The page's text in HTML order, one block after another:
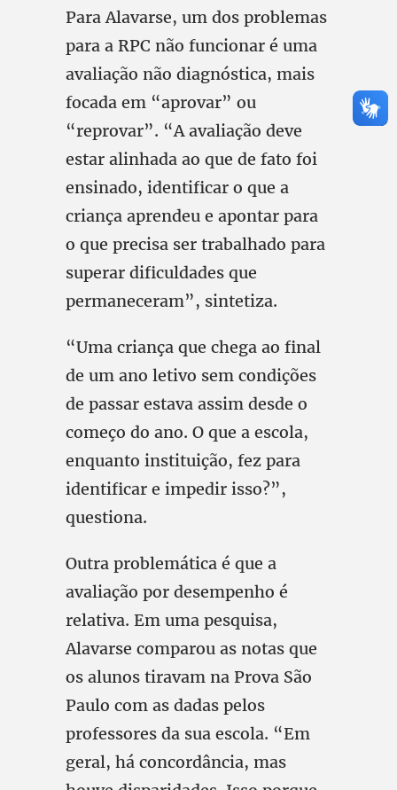
Para Alavarse, um dos problemas
para a RPC não funcionar é uma
avaliação não diagnóstica, mais
focada em “aprovar” ou
“reprovar”. “A avaliação deve
estar alinhada ao que de fato foi
ensinado, identificar o que a
criança aprendeu e apontar para
o que precisa ser trabalhado para
superar dificuldades que
permaneceram”, sintetiza.
“Uma criança que chega ao final
de um ano letivo sem condições
de passar estava assim desde o
começo do ano. O que a escola,
enquanto instituição, fez para
identificar e impedir isso?”,
questiona.
Outra problemática é que a
avaliação por desempenho é
relativa. Em uma pesquisa,
Alavarse comparou as notas que
os alunos tiravam na Prova São
Paulo com as dadas pelos
professores da sua escola. “Em
geral, há concordância, mas